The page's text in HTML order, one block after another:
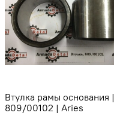
Втулка рамы основания |
809/00102 | Aries